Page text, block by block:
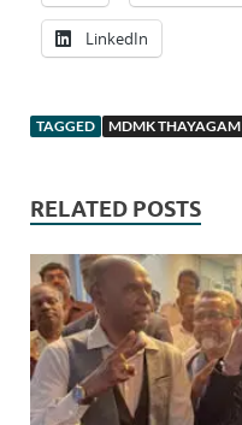
LinkedIn
TAGGED MDMK THAYAGAM
RELATED POSTS